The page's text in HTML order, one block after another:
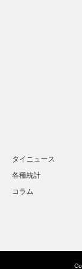
タイニュース
各種統計
コラム